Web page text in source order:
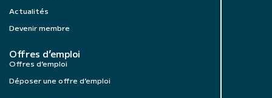
Actualités
Devenir membre
Offres d’emploi
Offres d’emploi
Déposer une offre d’emploi